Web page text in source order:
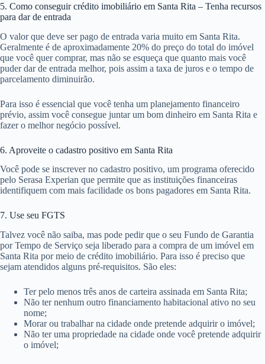
5. Como conseguir crédito imobiliário em Santa Rita – Tenha recursos
para dar de entrada
O valor que deve ser pago de entrada varia muito em Santa Rita.
Geralmente é de aproximadamente 20% do preço do total do imóvel
que você quer comprar, mas não se esqueça que quanto mais você
puder dar de entrada melhor, pois assim a taxa de juros e o tempo de
parcelamento diminuirão.
Para isso é essencial que você tenha um planejamento financeiro
prévio, assim você consegue juntar um bom dinheiro em Santa Rita e
fazer o melhor negócio possível.
6. Aproveite o cadastro positivo em Santa Rita
Você pode se inscrever no cadastro positivo, um programa oferecido
pelo Serasa Experian que permite que as instituições financeiras
identifiquem com mais facilidade os bons pagadores em Santa Rita.
7. Use seu FGTS
Talvez você não saiba, mas pode pedir que o seu Fundo de Garantia
por Tempo de Serviço seja liberado para a compra de um imóvel em
Santa Rita por meio de crédito imobiliário. Para isso é preciso que
sejam atendidos alguns pré-requisitos. São eles:
Ter pelo menos três anos de carteira assinada em Santa Rita;
Não ter nenhum outro financiamento habitacional ativo no seu
nome;
Morar ou trabalhar na cidade onde pretende adquirir o imóvel;
Não ter uma propriedade na cidade onde você pretende adquirir
o imóvel;